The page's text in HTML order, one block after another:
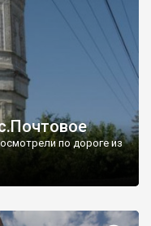
по дороге из